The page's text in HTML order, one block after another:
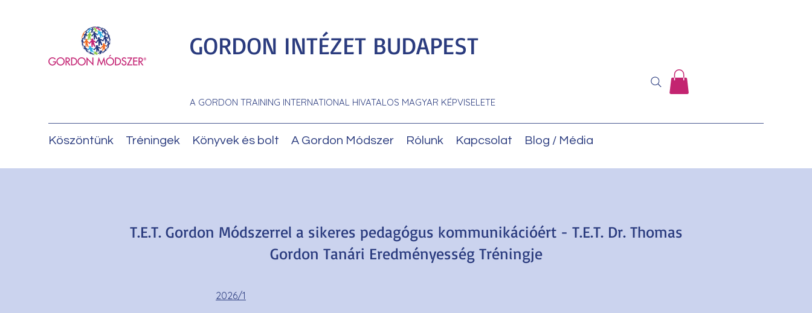
GORDON INTÉZET BUDAPEST
A GORDON TRAINING INTERNATIONAL HIVATALOS MAGYAR KÉPVISELETE
Köszöntünk Tréningek Könyvek és bolt A Gordon Módszer Rólunk Kapcsolat Blog / Média
T.E.T. Gordon Módszerrel a sikeres pedagógus kommunikációért - T.E.T. Dr. Thomas
Gordon Tanári Eredményesség Tréningje
2026/1